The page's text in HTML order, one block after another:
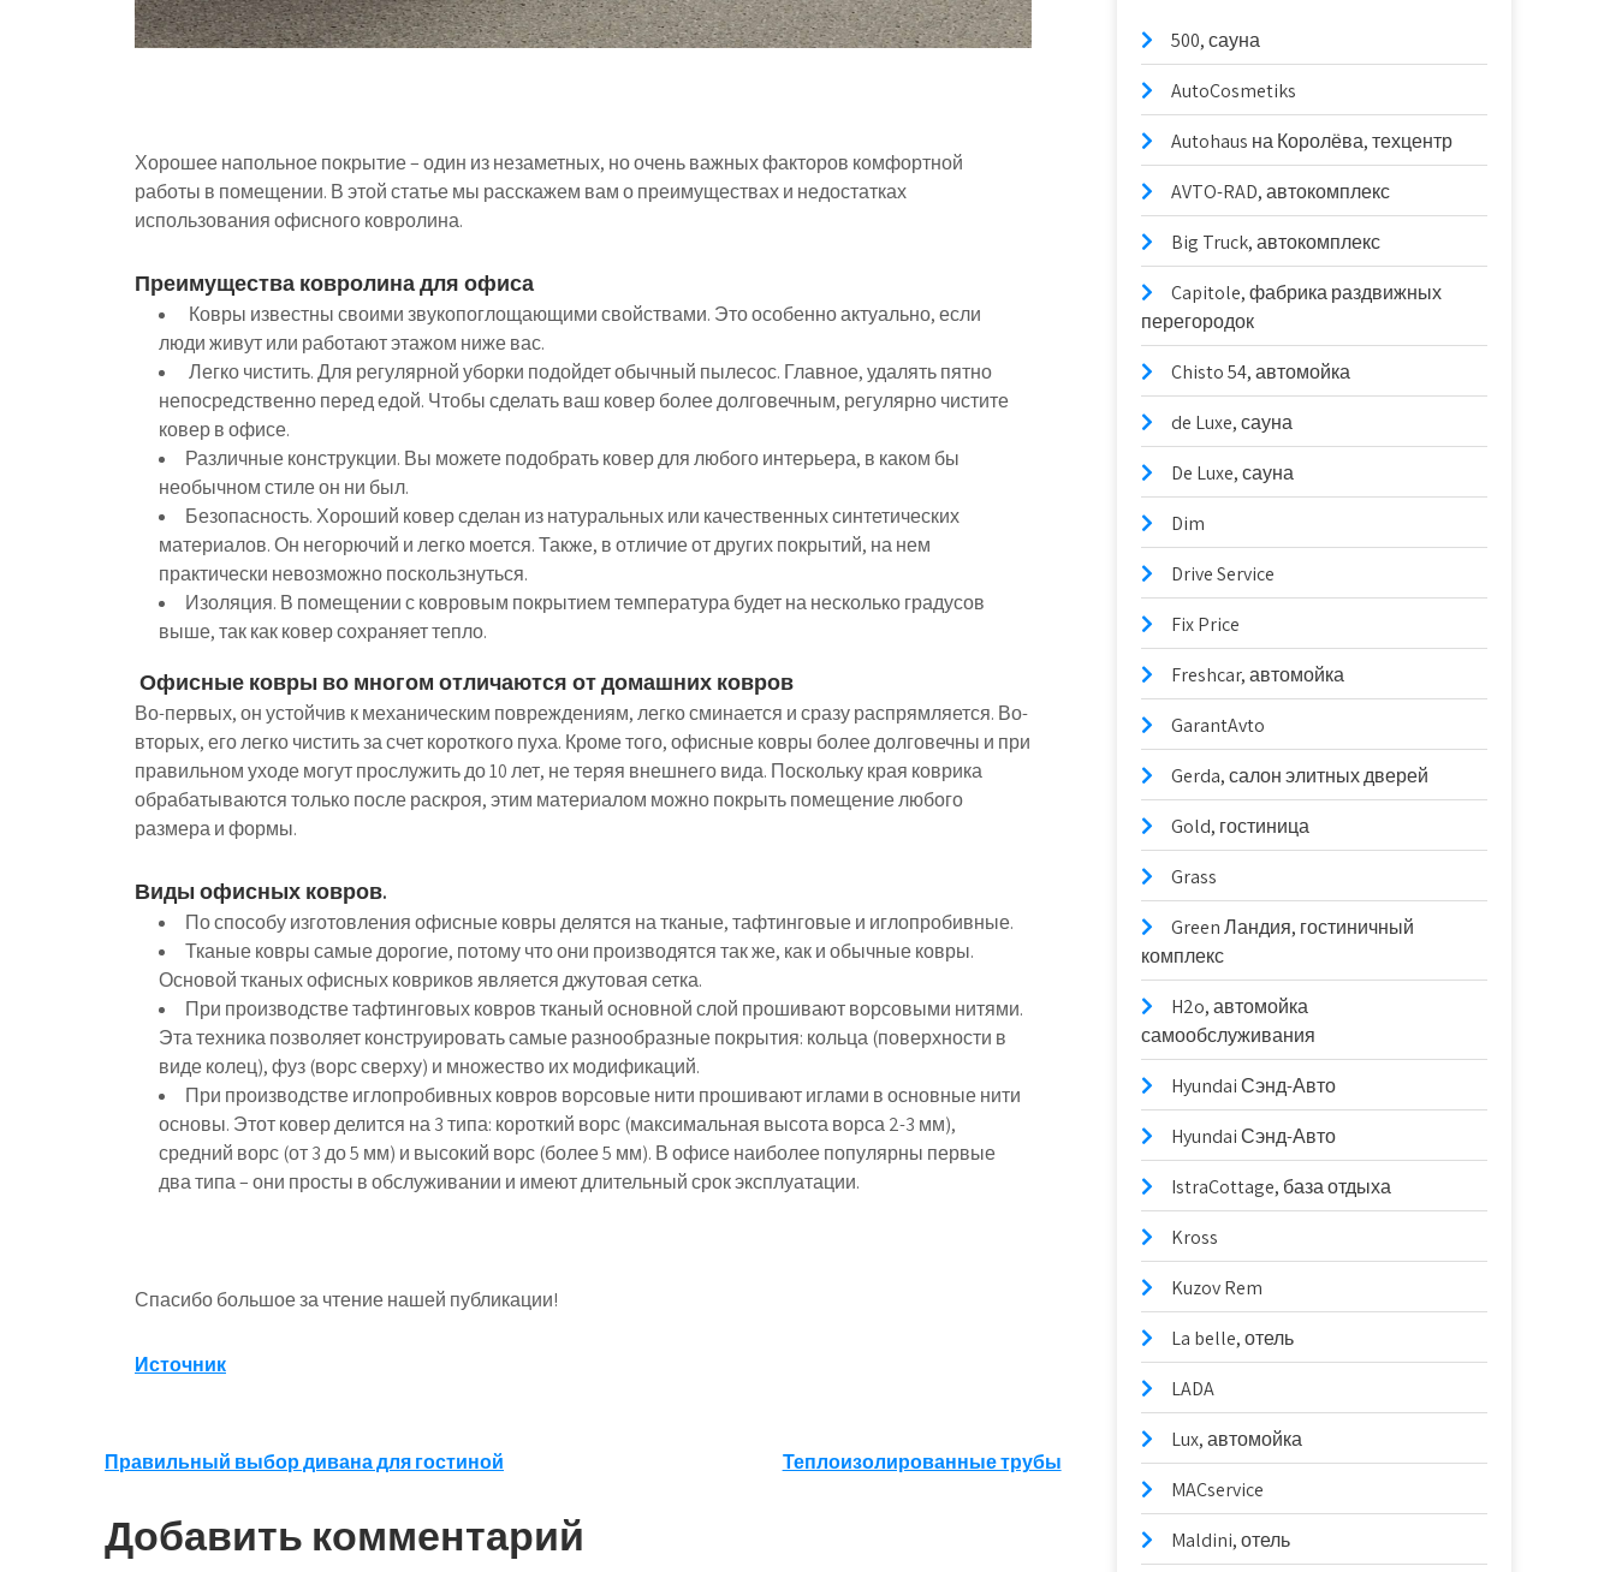
Хорошее напольное покрытие – один из незаметных, но очень важных факторов комфортной
работы в помещении. В этой статье мы расскажем вам о преимуществах и недостатках
использования офисного ковролина.
Преимущества ковролина для офиса
Ковры известны своими звукопоглощающими свойствами. Это особенно актуально, если
люди живут или работают этажом ниже вас.
Легко чистить. Для регулярной уборки подойдет обычный пылесос. Главное, удалять пятно
непосредственно перед едой. Чтобы сделать ваш ковер более долговечным, регулярно чистите
ковер в офисе.
Различные конструкции. Вы можете подобрать ковер для любого интерьера, в каком бы
необычном стиле он ни был.
Безопасность. Хороший ковер сделан из натуральных или качественных синтетических
материалов. Он негорючий и легко моется. Также, в отличие от других покрытий, на нем
практически невозможно поскользнуться.
Изоляция. В помещении с ковровым покрытием температура будет на несколько градусов
выше, так как ковер сохраняет тепло.
Офисные ковры во многом отличаются от домашних ковров
Во-первых, он устойчив к механическим повреждениям, легко сминается и сразу распрямляется. Во-
вторых, его легко чистить за счет короткого пуха. Кроме того, офисные ковры более долговечны и при
правильном уходе могут прослужить до 10 лет, не теряя внешнего вида. Поскольку края коврика
обрабатываются только после раскроя, этим материалом можно покрыть помещение любого
размера и формы.
Виды офисных ковров.
По способу изготовления офисные ковры делятся на тканые, тафтинговые и иглопробивные.
Тканые ковры самые дорогие, потому что они производятся так же, как и обычные ковры.
Основой тканых офисных ковриков является джутовая сетка.
При производстве тафтинговых ковров тканый основной слой прошивают ворсовыми нитями.
Эта техника позволяет конструировать самые разнообразные покрытия: кольца (поверхности в
виде колец), фуз (ворс сверху) и множество их модификаций.
При производстве иглопробивных ковров ворсовые нити прошивают иглами в основные нити
основы. Этот ковер делится на 3 типа: короткий ворс (максимальная высота ворса 2-3 мм),
средний ворс (от 3 до 5 мм) и высокий ворс (более 5 мм). В офисе наиболее популярны первые
два типа – они просты в обслуживании и имеют длительный срок эксплуатации.
Спасибо большое за чтение нашей публикации!
Источник
Навигация
по
записям
Правильный выбор дивана для гостиной Теплоизолированные трубы
Добавить комментарий
500, сауна
AutoCosmetiks
Autohaus на Королёва, техцентр
AVTO-RAD, автокомплекс
Big Truck, автокомплекс
Capitole, фабрика раздвижных
перегородок
Chisto 54, автомойка
de Luxe, сауна
De Luxe, сауна
Dim
Drive Service
Fix Price
Freshcar, автомойка
GarantAvto
Gerda, салон элитных дверей
Gold, гостиница
Grass
Green Ландия, гостиничный
комплекс
H2o, автомойка
самообслуживания
Hyundai Сэнд-Авто
Hyundai Сэнд-Авто
IstraCottage, база отдыха
Kross
Kuzov Rem
La belle, отель
LADA
Lux, автомойка
MACservice
Maldini, отель